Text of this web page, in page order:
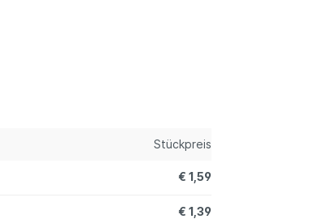
Stückpreis
€ 1,59
€ 1,39